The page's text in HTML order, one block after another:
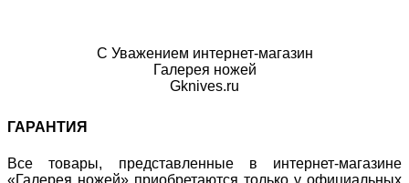
С Уважением интернет-магазин
Галерея ножей
Gknives.ru
ГАРАНТИЯ
Все товары, представленные в интернет-магазине
«Галерея ножей» приобретаются только у официальных